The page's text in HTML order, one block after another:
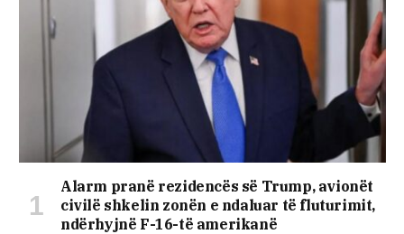
Alarm pranë rezidencës së Trump, avionët
civilë shkelin zonën e ndaluar të fluturimit,
ndërhyjnë F-16-të amerikanë